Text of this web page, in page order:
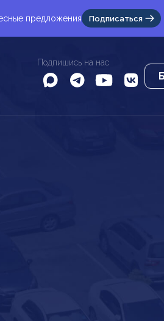
предложения Подписаться
Подпишись на нас